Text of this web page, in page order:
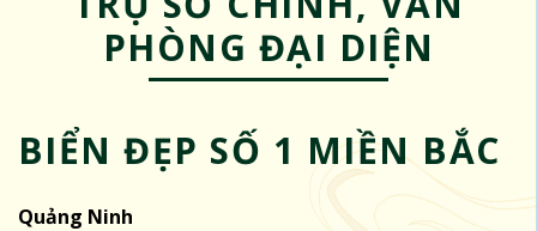
PHÒNG ĐẠI DIỆN
BIỂN ĐẸP SỐ 1 MIỀN BẮC
Quảng Ninh